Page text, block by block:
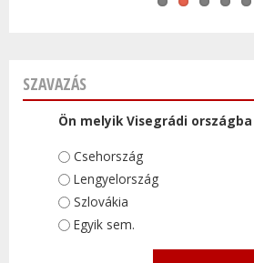
SZAVAZÁS
Ön melyik Visegrádi
Választások
Csehország
Lengyelország
Szlovákia
Egyik sem.